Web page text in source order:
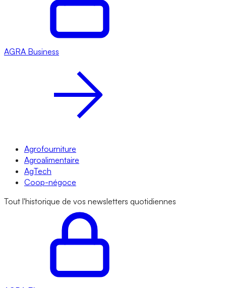
AGRA Business
Agrofourniture
Agroalimentaire
AgTech
Coop-négoce
Tout l'historique de vos newsletters quotidiennes